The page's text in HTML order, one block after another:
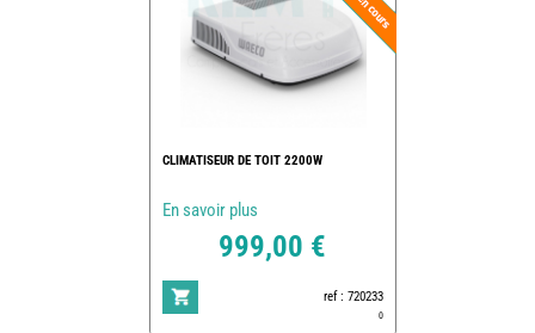
CLIMATISEUR DE TOIT 2200W
En savoir plus
999,00 €
ref : 720233
0